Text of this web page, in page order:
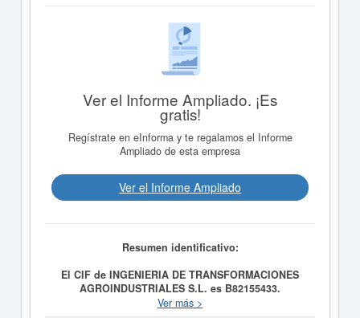
Ver el Informe Ampliado. ¡Es
gratis!
Regístrate en eInforma y te regalamos el Informe
Ampliado de esta empresa
Ver el Informe Ampliado
Resumen identificativo:
El CIF de INGENIERIA DE TRANSFORMACIONES
AGROINDUSTRIALES S.L. es B82155433.
INGENIERIA DE TRANSFORMACIONES
Ver más >